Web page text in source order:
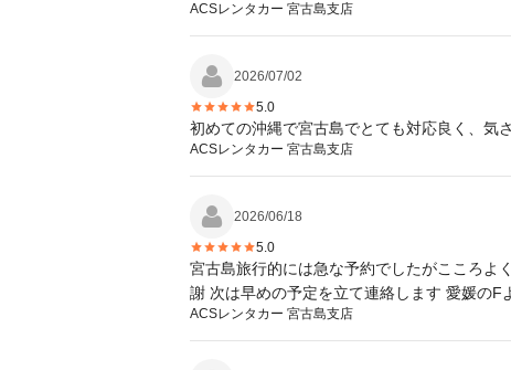
ACSレンタカー 宮古島支店
2026/07/02
5.0
初めての沖縄で宮古島でとても対応良く、気
ACSレンタカー 宮古島支店
2026/06/18
5.0
宮古島旅行的には急な予約でしたがこころよ
謝 次は早めの予定を立て連絡します 愛媛のF
ACSレンタカー 宮古島支店